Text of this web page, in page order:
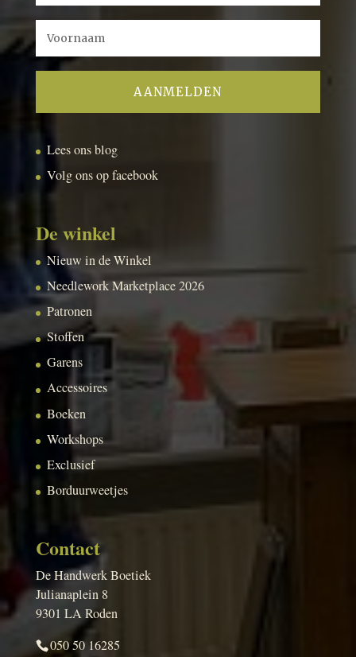
Lees ons blog
Volg ons op facebook
De winkel
Nieuw in de Winkel
Needlework Marketplace 2026
Patronen
Stoffen
Garens
Accessoires
Boeken
Workshops
Exclusief
Borduurweetjes
Contact
De Handwerk Boetiek
Julianaplein 8
9301 LA Roden
050 50 16285